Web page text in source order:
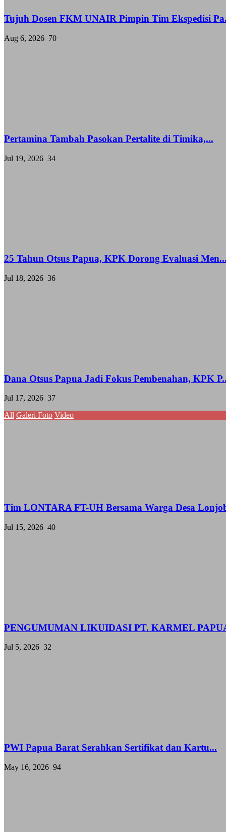
Tujuh Dosen FKM UNAIR Pimpin Tim Ekspedisi
Aug 6, 2026 70
Pertamina Tambah Pasokan Pertalite di Timika,...
Jul 19, 2026 34
25 Tahun Otsus Papua, KPK Dorong Evaluasi
Jul 18, 2026 36
Dana Otsus Papua Jadi Fokus Pembenahan, KPK
Jul 17, 2026 37
All Galeri Foto Video
Tim LONTARA FT-UH Bersama Warga Desa
Jul 15, 2026 40
PENGUMUMAN LIKUIDASI PT. KARMEL
Jul 5, 2026 32
PWI Papua Barat Serahkan Sertifikat dan Kartu...
May 16, 2026 94